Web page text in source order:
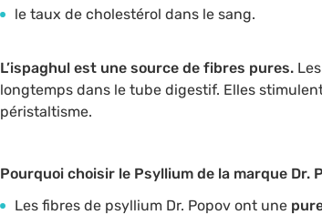
le taux de cholestérol dans le sang.
L’ispaghul est une source de fibres pures.
longtemps dans le tube digestif. Elles
péristaltisme.
Pourquoi choisir le Psyllium de la marque Dr.
Les fibres de psyllium Dr. Popov ont une